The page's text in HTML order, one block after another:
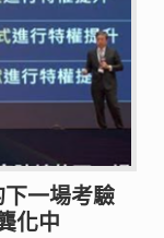
一場考驗
化中